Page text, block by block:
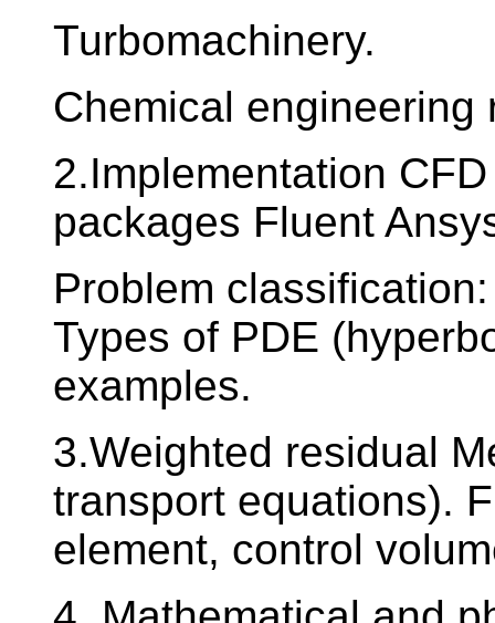
Turbomachinery.
Chemical
2.Implementation
packages Fluent
Problem
Types of PDE
examples.
3.Weighted residual
transport equations).
element, control